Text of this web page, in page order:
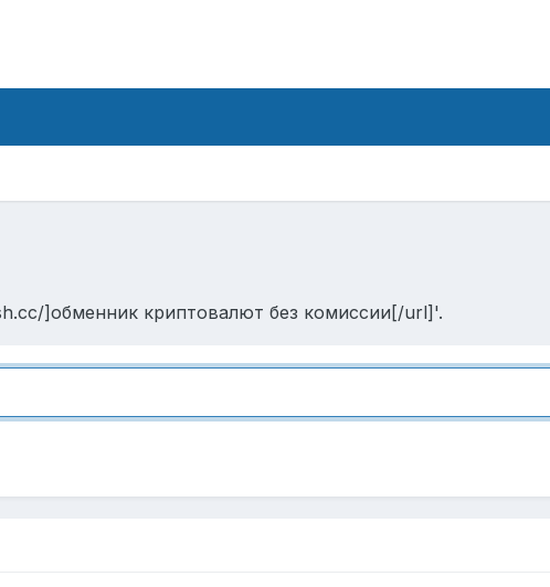
]обменник криптовалют без комиссии[/url]'.